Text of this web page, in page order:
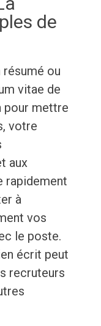
de
ou
vitae de
pour mettre
votre
aux
rapidement
à
vos
le poste.
écrit peut
recruteurs